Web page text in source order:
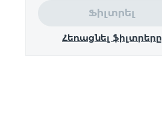
Ֆիլտրել
Հեռացնել ֆիլտրերը